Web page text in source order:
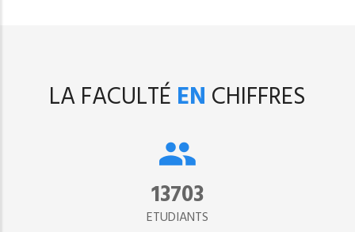
LA FACULTÉ EN CHIFFRES
15302
ETUDIANTS